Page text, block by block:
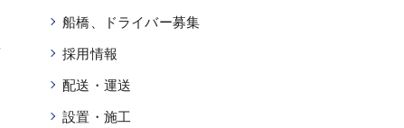
船橋、ドライバー募集
採用情報
配送・運送
設置・施工